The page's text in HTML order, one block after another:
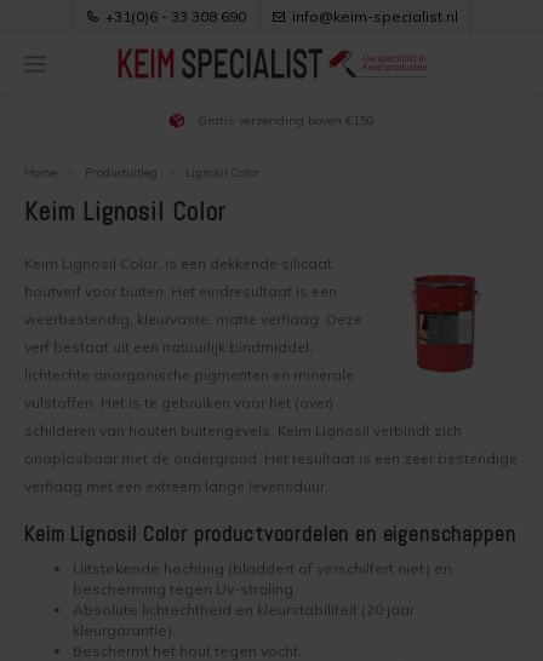
Hoofdmenu / keim verf kopen
Keim Verf Kopen
Hoofdmenu / adviezen
Voordelen van Keim verf
Buitenmuur verven
Buitenmuur voorbereiden
Werkwijze buitenmuur verven
Binnenmuur verven
Werkwijze binnenmuur verven
Keim mineraalverf
Hoofdmenu / kleuren
Keim buitenmuur kleuren
Keim binnenmuur kleuren
Binnenmuur kleur kiezen
kleur trends
Uitleg over Keim kleuren
Keim Avantgarde
Keim Kleurenwaaier RAL
Hoofdmenu / productuitleg
Soldalan ME
Soldalan Verdunning
Royalan
Royalan Verdunning
Hoofdmenu / toepassingen
Keim Betonverf
Keim Binnenmuurverf
Keim Buitenmuurverf
Keim Houtverf
Hoofdmenu / klantenservice
Over Ons & Contact
Bestellen
Bezorgen
Veilig Betalen
Keurmerken
Vragen over het Kopen
Veel Gestelde Vragen
Hoofdmenu / projecten
Gipswanden verven
Bakstenen buitenmuur verven
Gevel renovatie
Keimen nieuwbouw woning
Dampopen afwerken na isoleren spouwmuur
Hoofdmenu / downloads
Gebruiksaanwijzingen
Brochures
Veiligheidsbladen
Kleurenwaaiers
+31(0)6 - 33 308 690 info@keim-specialist.nl
Gratis verzending boven €150
Home Productuitleg Lignosil Color
Keim Lignosil Color
Keim Lignosil Color, is een dekkende silicaat
houtverf voor buiten. Het eindresultaat is een
weerbestendig, kleurvaste, matte verflaag. Deze
verf bestaat uit een natuurlijk bindmiddel,
lichtechte anorganische pigmenten en minerale
vulstoffen. Het is te gebruiken voor het (over)
schilderen van houten buitengevels. Keim Lignosil verbindt zich
onoplosbaar met de ondergrond. Het resultaat is een zeer bestendige
verflaag met een extreem lange levensduur.
Keim Lignosil Color productvoordelen en eigenschappen
Uitstekende hechting (bladdert of verschilfert niet) en
bescherming tegen Uv-straling.
Absolute lichtechtheid en kleurstabiliteit (20 jaar
kleurgarantie).
Beschermt het hout tegen vocht.